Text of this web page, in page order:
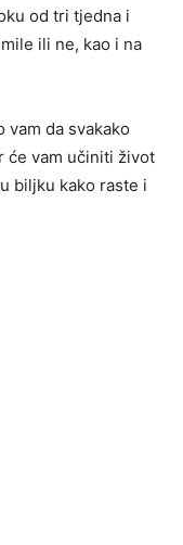
od tri tjedna i
ili ne, kao i na
da svakako
će vam učiniti život
biljku kako raste i